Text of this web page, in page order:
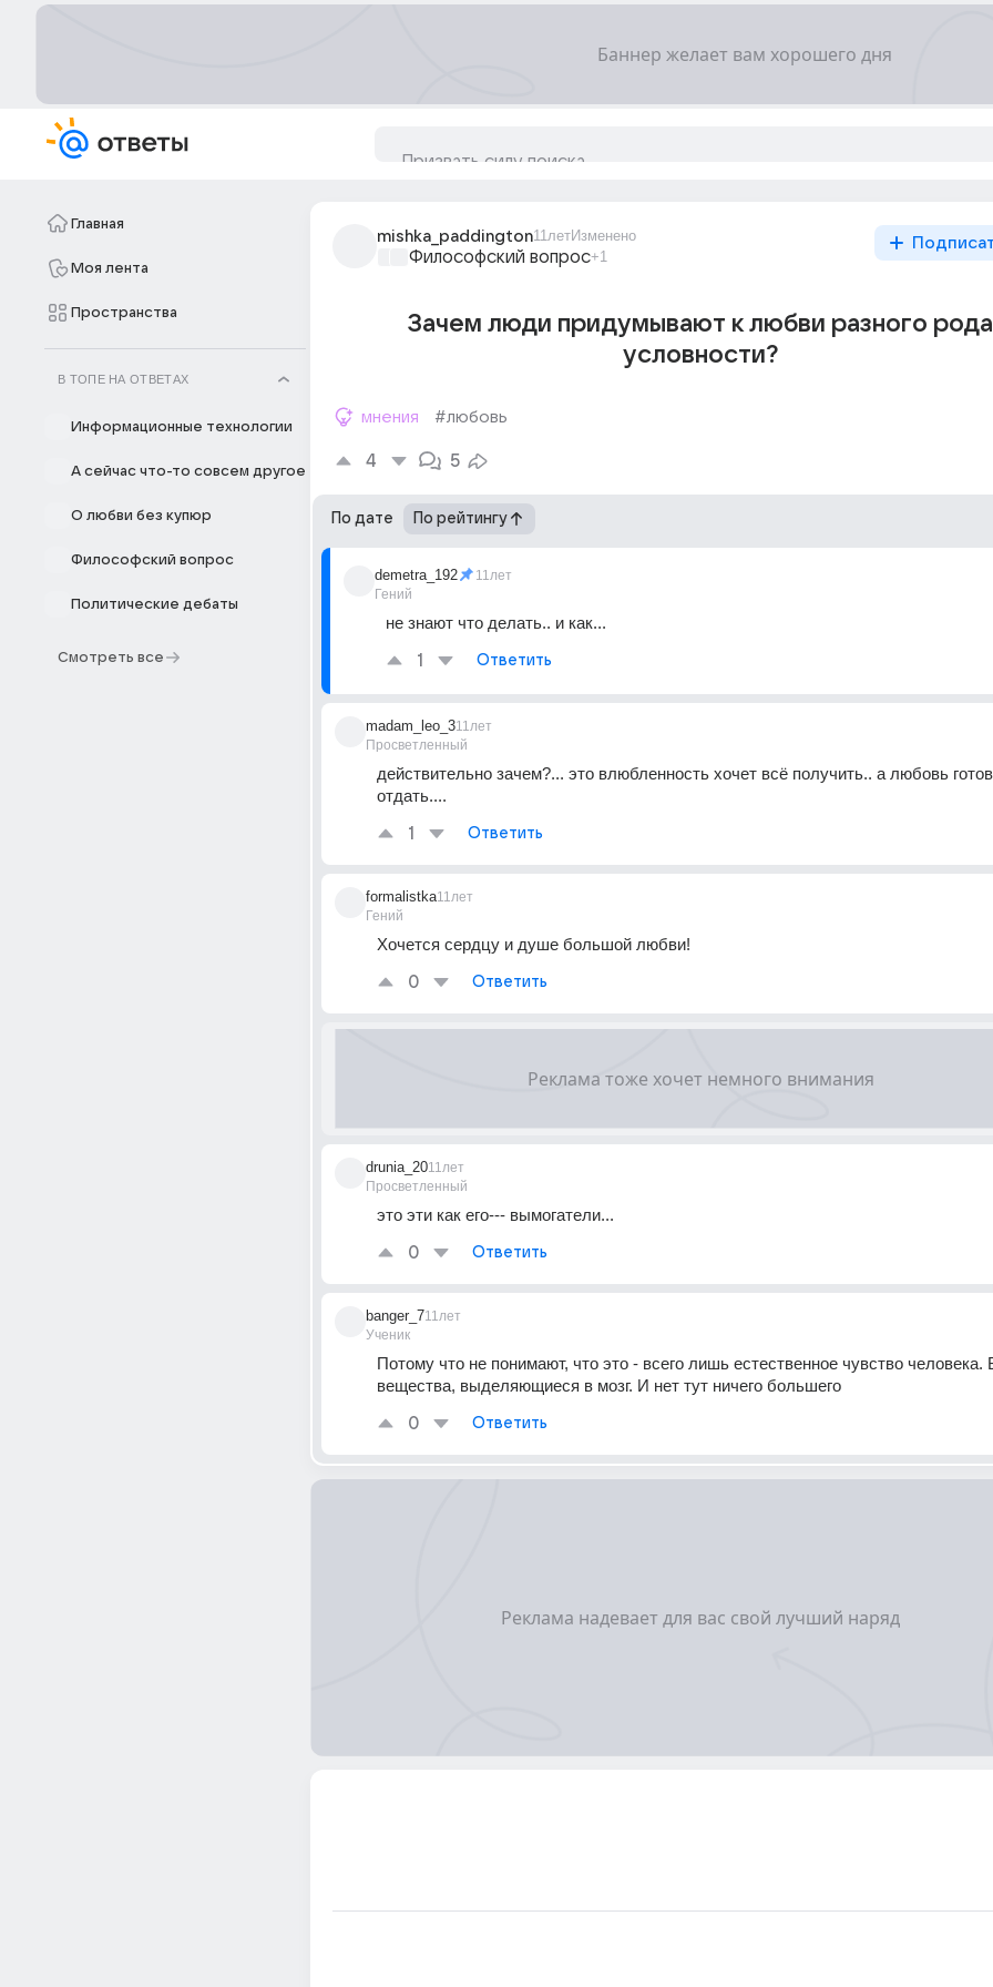
Главная
Моя лента
Пространства
В ТОПЕ НА ОТВЕТАХ
Информационные технологии
А сейчас что-то совсем другое
О любви без купюр
Философский вопрос
Политические дебаты
Смотреть все
mishka_paddington11летИзменено
Философский вопрос+1
Зачем люди придумывают к любви разного рода
условности?
мнения #любовь
4 5
По дате По рейтингу
demetra_192
Гений
11лет
не знают что делать.. и как...
1 Ответить
madam_leo_3
Просветленный
11лет
действительно зачем?... это влюбленность хочет всё получить.. а любовь
отдать....
1 Ответить
formalistka
Гений
11лет
Хочется сердцу и душе большой любви!
0 Ответить
drunia_20
Просветленный
11лет
это эти как его--- вымогатели...
0 Ответить
banger_7
Ученик
11лет
Потому что не понимают, что это - всего лишь естественное чувство человека.
вещества, выделяющиеся в мозг. И нет тут ничего большего
0 Ответить